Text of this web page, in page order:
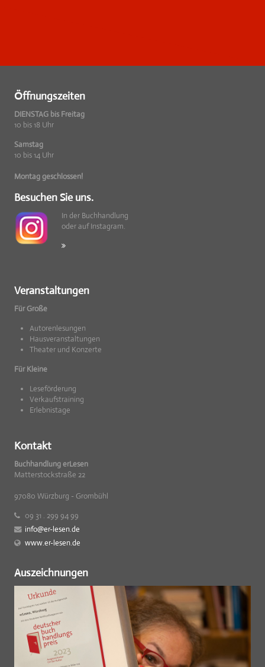
Öffnungszeiten
DIENSTAG bis Freitag
10 bis 18 Uhr
Samstag
10 bis 14 Uhr
Montag geschlossen!
Besuchen Sie uns.
In der Buchhandlung
oder auf Instagram.
Veranstaltungen
Für Große
Autorenlesungen
Hausveranstaltungen
Theater und Konzerte
Für Kleine
Leseförderung
Verkaufstraining
Erlebnistage
Kontakt
Buchhandlung erLesen
Matterstockstraße 22
97080 Würzburg - Grombühl
09 31 . 299 94 99
info@er-lesen.de
www.er-lesen.de
Auszeichnungen